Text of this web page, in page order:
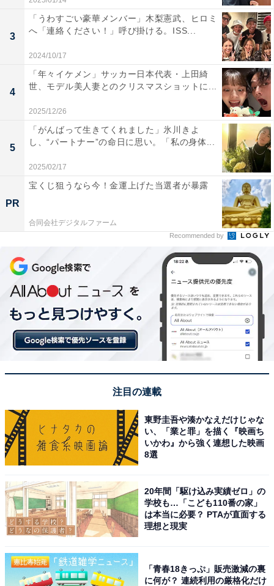
3
「うわすごい豪華メンバー」木梨憲武、ヒロミ
へ「連絡ください！」呼び掛ける。ISS...
2024/10/17
4
「年々イケメン」サッカー日本代表・上田綺
世、モデル美人妻とのクリスマスショットに...
2025/12/26
5
「がんばって生きてくれました」氷川きよ
し、“パートナー”の命日に思い。「私の身体...
2025/02/17
PR
宝くじ狙うなら今！金運上げた当選者が暴露
合同会社デジタルファーム
Recommended by
注目の連載
東野圭吾や湊かなえだけじゃな
い、「業と罪」を描く『映画ち
いかわ』から強く連想した映画
8選
20年間「駆け込み実績ゼロ」の
学校も…「こども110番の家」
は本当に必要？ PTAが直面する
理想と現実
「青春18きっぷ」販売激減の裏
に何が？ 連続利用の厳格化だけ